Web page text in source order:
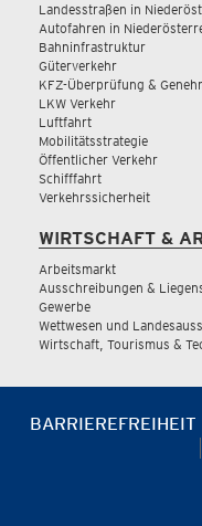
Landesstraßen in
Autofahren in
Bahninfrastruktur
Güterverkehr
KFZ-Überprüfung &
LKW Verkehr
Luftfahrt
Mobilitätsstrategie
Öffentlicher Verkehr
Schifffahrt
Verkehrssicherheit
WIRTSCHAFT &
Arbeitsmarkt
Ausschreibungen &
Gewerbe
Wettwesen und
Wirtschaft, Tourismus &
BARRIEREFREIHEIT